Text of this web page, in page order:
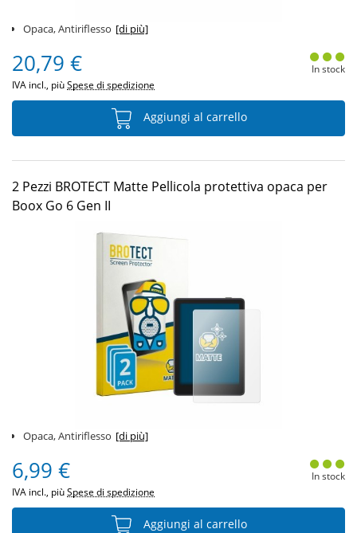
Opaca, Antiriflesso [di più]
20,79 €
IVA incl., piùSpese di spedizione
In stock
Aggiungi al carrello
2 Pezzi BROTECT Matte Pellicola protettiva opaca per
Boox Go 6 Gen II
Opaca, Antiriflesso [di più]
6,99 €
IVA incl., piùSpese di spedizione
In stock
Aggiungi al carrello